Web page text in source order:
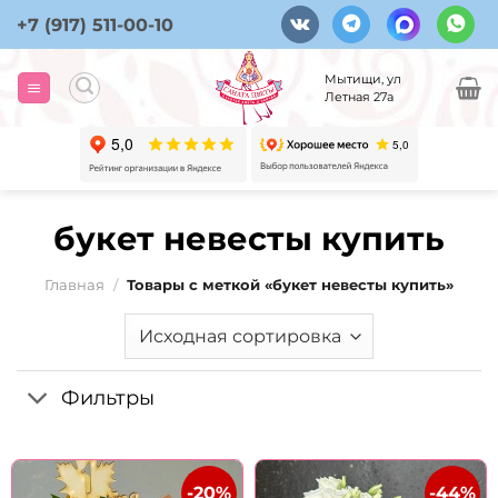
Skip
content
+7 (917) 511-00-10
Мытищи, ул
Летная 27а
букет невесты купить
Главная / Товары с меткой «букет невесты купить»
Фильтры
-20% -44%